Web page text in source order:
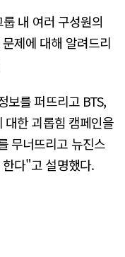
내 여러 구성원의
제에 대해 알려드리
보를 퍼뜨리고 BTS,
대한 괴롭힘 캠페인을
무너뜨리고 뉴진스
다"고 설명했다.